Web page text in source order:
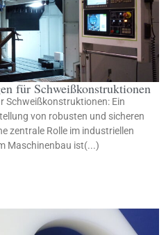
für Schweißkonstruktionen
Schweißkonstruktionen: Ein
von robusten und sicheren
zentrale Rolle im industriellen
Maschinenbau ist(...)